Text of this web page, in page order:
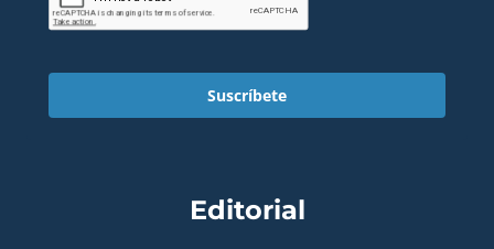
Suscríbete
Editorial